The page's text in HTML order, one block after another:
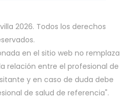
2026. Todos los derechos
en el sitio web no remplaza
relación entre el profesional de
y en caso de duda debe
de salud de referencia".